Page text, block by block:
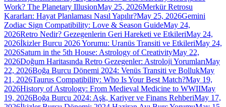
Work? The Planetary IllusionMay 25, 2026Merkür Retrosu
Kararları: Hayat Planlaması Nasıl Yapılır?May 25, 2026Gemini
Zodiac Sign Compatibility: Love & Season GuideMay 24,
2026Retro Nedir? Gezegenlerin Geri Hareketi ve EtkileriMay 24,
2026İkizler Burcu 2026 Yorumu: Uranüs Transiti ve EtkileriMay 24,
2026Saturn in the 5th House: Astrology of CreativityMay 22,
2026Doğum Haritasında Retro Gezegenler: Astroloji YorumlarıMay
22, 2026Boğa Burcu Dönemi 2024: Venüs Transiti ve BollukMay
21, 2026Taurus Compatibility: Who Is Your Best Match?May 19,
2026History of Astrology: From Medieval Medicine to WWIIMay
19, 2026Boğa Burcu 2024: Aşk, Kariyer ve Finans RehberiMay 17,